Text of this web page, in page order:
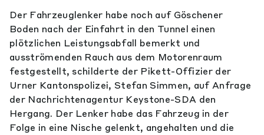
Der Fahrzeuglenker habe noch auf Göschener
Boden nach der Einfahrt in den Tunnel einen
plötzlichen Leistungsabfall bemerkt und
ausströmenden Rauch aus dem Motorenraum
festgestellt, schilderte der Pikett-Offizier der
Urner Kantonspolizei, Stefan Simmen, auf Anfrage
der Nachrichtenagentur Keystone-SDA den
Hergang. Der Lenker habe das Fahrzeug in der
Folge in eine Nische gelenkt, angehalten und die